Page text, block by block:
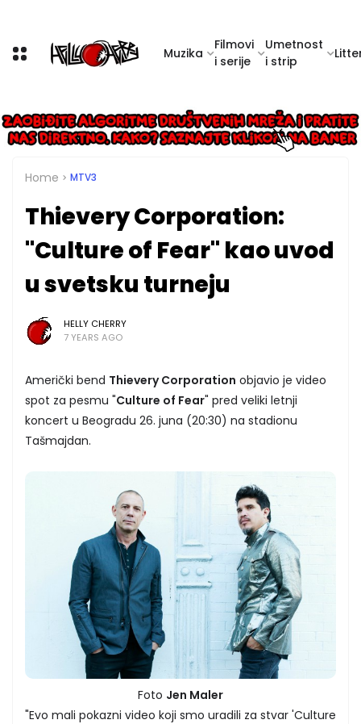
Muzika
Filmovi
i serije
Umetnost
i strip
Home MTV3
Thievery Corporation:
"Culture of Fear" kao uvod
u svetsku turneju
HELLY CHERRY
7 YEARS AGO
Američki bend Thievery Corporation objavio je video
spot za pesmu "Culture of Fear" pred veliki letnji
koncert u Beogradu 26. juna (20:30) na stadionu
Tašmajdan.
Foto Jen Maler
"Evo mali pokazni video koji smo uradili za stvar 'Culture